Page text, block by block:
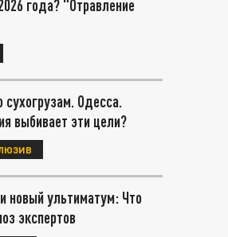
года? "Отравление
Одесса.
выбивает эти цели?
новый ультиматум: Что
экспертов